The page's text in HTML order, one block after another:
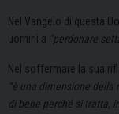
Nel Vangelo di questa
uomini a “perdonare
Nel soffermare la sua
“è una dimensione
di bene perché si tratta,